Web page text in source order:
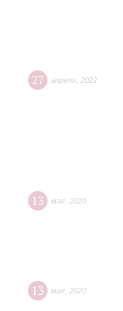
27 апреля 2022
13 мая 2020
13 мая 2020